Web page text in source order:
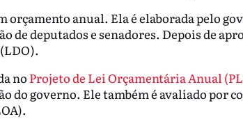
orçamento anual. Ela é elaborada pelo
de deputados e senadores. Depois de
no Projeto de Lei Orçamentária Anual
do governo. Ele também é avaliado por